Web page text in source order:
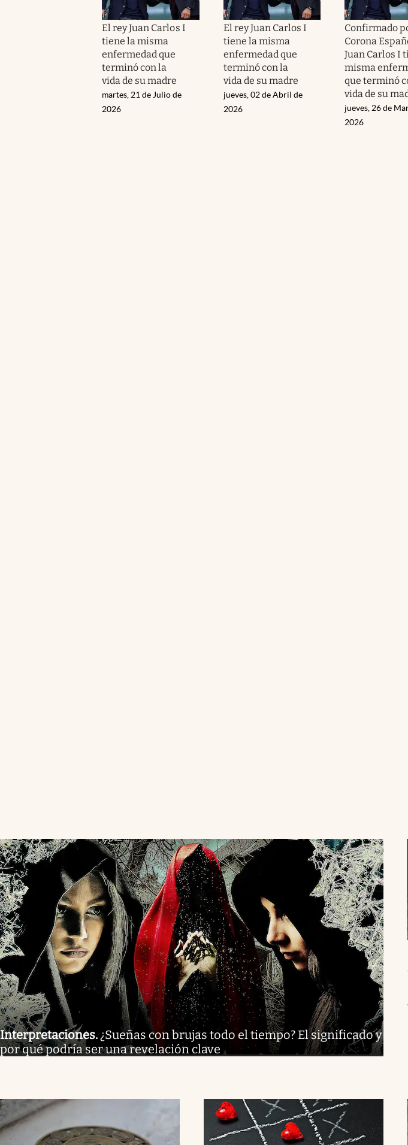
El rey Juan Carlos I
tiene la misma
enfermedad que
terminó con la
vida de su madre
martes, 21 de Julio de
2026
El rey Juan Carlos I
tiene la misma
enfermedad que
terminó con la
vida de su madre
jueves, 02 de Abril de
2026
Confirmado
Corona
Juan Carlos I
misma
que terminó
vida de su
jueves, 26 de
2026
Interpretaciones. ¿Sueñas con brujas todo el tiempo? El significado y
por qué podría ser una revelación clave